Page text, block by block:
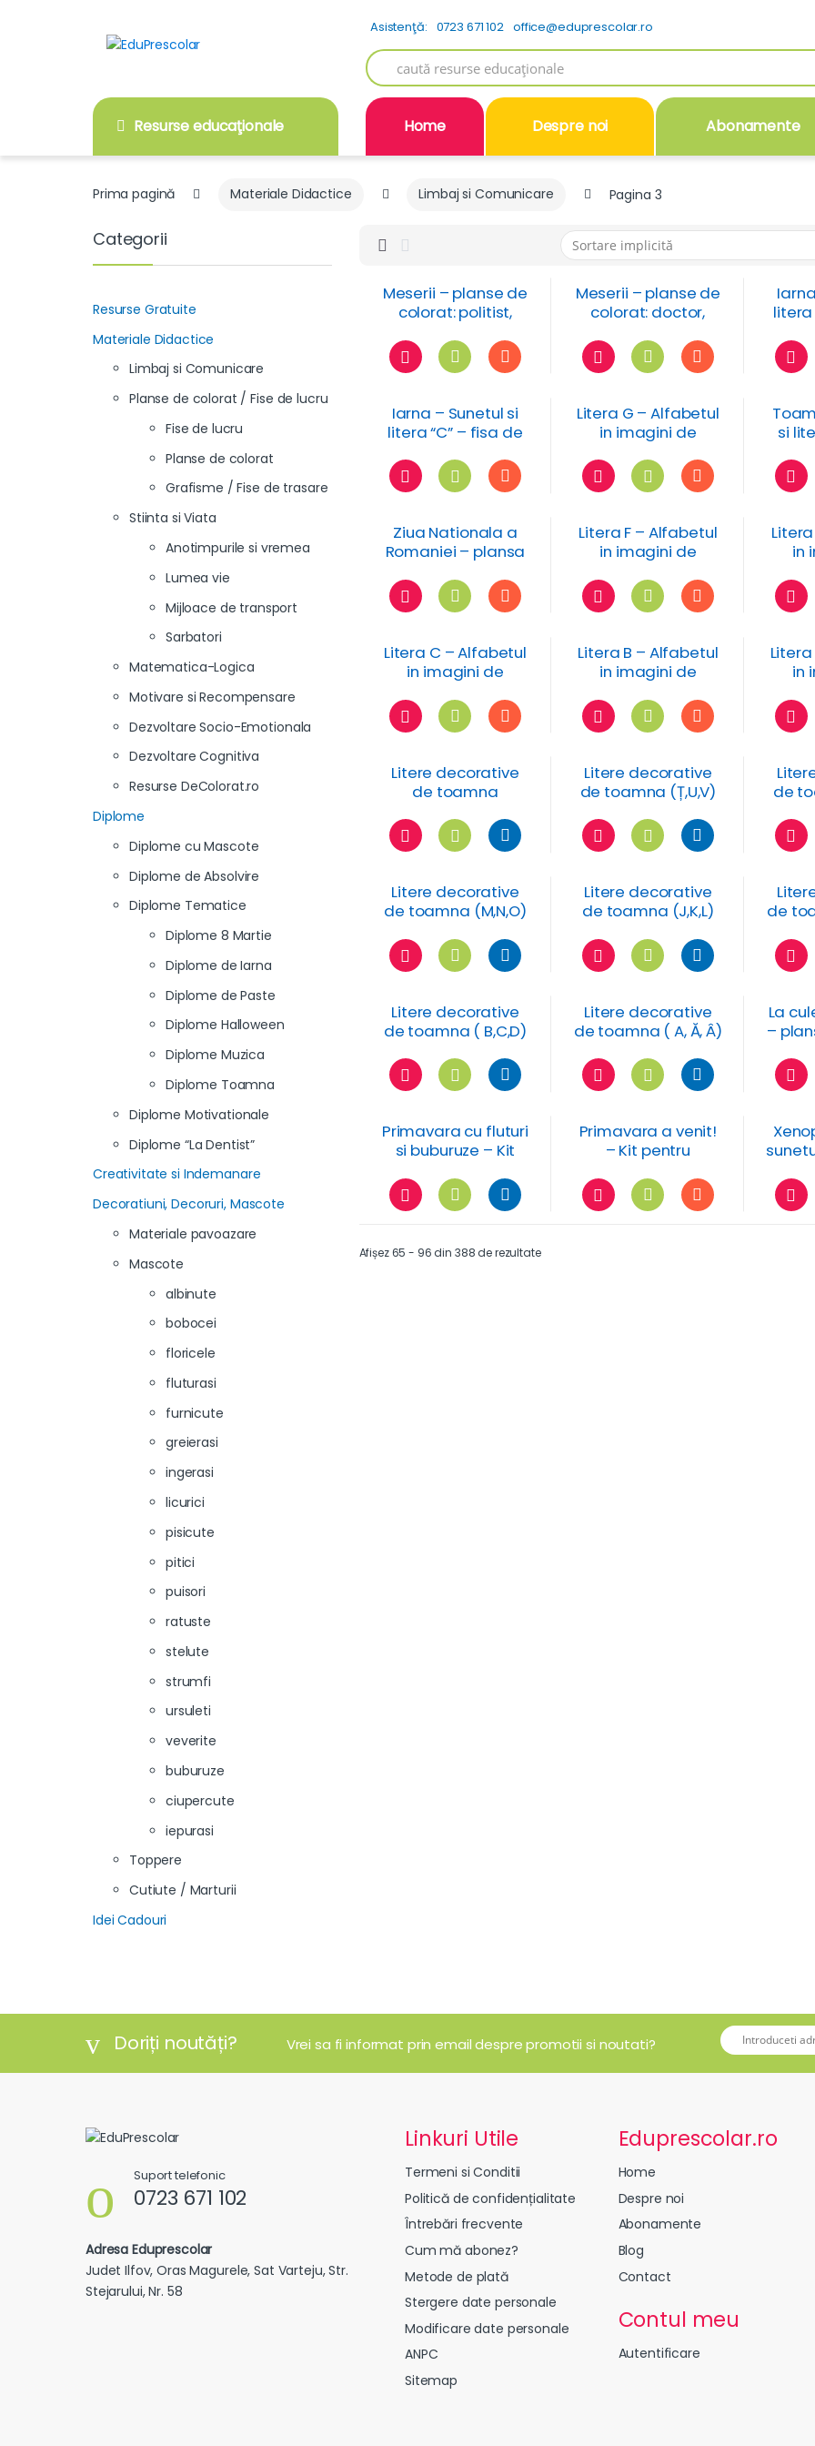
Asistenţă: 0723 671 102 office@eduprescolar.ro
Search
for:
Resurse educaţionale Home Despre noi Abonamente
Prima pagină Materiale Didactice Limbaj si Comunicare Pagina 3
Meserii – planse de
colorat: politist,
Meserii – planse de
colorat: doctor,
litera
Iarna – Sunetul si
litera “C” – fisa de
Litera G – Alfabetul
in imagini de
si
Ziua Nationala a
Romaniei – plansa
Litera F – Alfabetul
in imagini de
in
Litera C – Alfabetul
in imagini de
Litera B – Alfabetul
in imagini de
in
Litere decorative
de toamna
flori
Litere decorative
de toamna (Ț,U,V)
de
Litere decorative
de toamna (M,N,O)
Litere decorative
de toamna (J,K,L)
de
Litere decorative
de toamna ( B,C,D)
Litere decorative
de toamna ( A, Ă, Â)
La
–
Primavara cu fluturi
si buburuze – Kit
atentiei
Primavara a venit!
– Kit pentru
atentiei
Afișez 65 - 96 din 388 de rezultate
Categorii
Resurse Gratuite
Materiale Didactice
Limbaj si Comunicare
Planse de colorat / Fise de lucru
Fise de lucru
Planse de colorat
Grafisme / Fise de trasare
Stiinta si Viata
Anotimpurile si vremea
Lumea vie
Mijloace de transport
Sarbatori
Matematica-Logica
Motivare si Recompensare
Dezvoltare Socio-Emotionala
Dezvoltare Cognitiva
Resurse DeColorat.ro
Diplome
Diplome cu Mascote
Diplome de Absolvire
Diplome Tematice
Diplome 8 Martie
Diplome de Iarna
Diplome de Paste
Diplome Halloween
Diplome Muzica
Diplome Toamna
Diplome Motivationale
Diplome “La Dentist”
Creativitate si Indemanare
Decoratiuni, Decoruri, Mascote
Materiale pavoazare
Mascote
albinute
bobocei
floricele
fluturasi
furnicute
greierasi
ingerasi
licurici
pisicute
pitici
puisori
ratuste
stelute
strumfi
ursuleti
veverite
buburuze
ciupercute
iepurasi
Toppere
Cutiute / Marturii
Idei Cadouri
Doriți noutăți? Vrei sa fi informat prin email despre promotii si noutati?
Suport telefonic
0723 671 102
Adresa Eduprescolar
Judet Ilfov, Oras Magurele, Sat Varteju, Str.
Stejarului, Nr. 58
Linkuri Utile
Termeni si Conditii
Politică de confidențialitate
Întrebări frecvente
Cum mă abonez?
Metode de plată
Stergere date personale
Modificare date personale
ANPC
Sitemap
Eduprescolar.ro
Home
Despre noi
Abonamente
Blog
Contact
Contul meu
Autentificare